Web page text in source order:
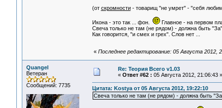
(от скромности- товарищ "не умрет" - "себя
Икона - это так ... фон.
Главное - на первом
Свеча только не там (не рядом) - должна быть
Как говорится, "и смех и грех". Слов нет ...
« Последнее редактирование: 05 Августа 2012,
Quangel
Ветеран
Сообщений: 7735
Re: Теория Всего v1.03
« Ответ #62 : 05 Августа 2012, 21:06:43 »
Цитата: Kostya от 05 Августа 2012, 19:22:10
Свеча только не там (не рядом) - должна быть